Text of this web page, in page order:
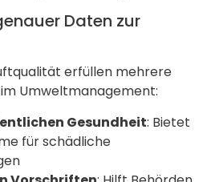
Daten zur
erfüllen mehrere
Umweltmanagement:
Gesundheit: Bietet
für schädliche